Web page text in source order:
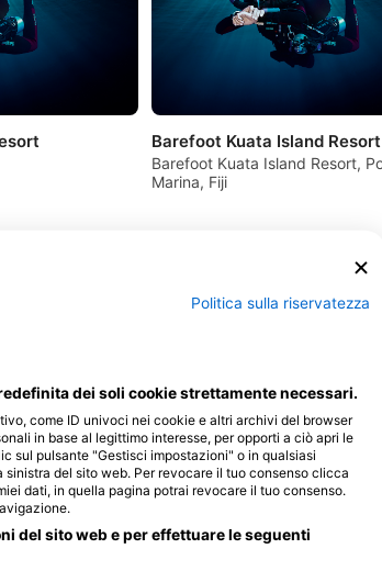
Barefoot Kuata Island Resort
Barefoot Kuata Island Resort, Port Denarau
Marina, Fiji
Politica sulla riservatezza
dei soli cookie strettamente necessari.
come ID univoci nei cookie e altri archivi del browser
in base al legittimo interesse, per opporti a ciò apri le
sul pulsante "Gestisci impostazioni" o in qualsiasi
del sito web. Per revocare il tuo consenso clicca
dati, in quella pagina potrai revocare il tuo consenso.
del sito web e per effettuare le seguenti